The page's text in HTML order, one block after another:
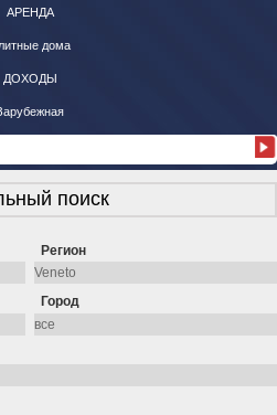
АРЕНДА
дома
ДОХОДЫ
поиск
Регион
Город